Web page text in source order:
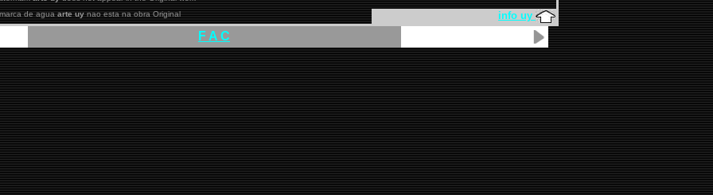
de aguaarte uynao esta na obra Original info uy
F A C